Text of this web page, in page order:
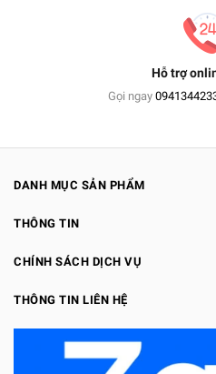
Hỗ trợ
Gọi ngay
DANH MỤC SẢN PHẨM
THÔNG TIN
CHÍNH SÁCH DỊCH VỤ
THÔNG TIN LIÊN HỆ